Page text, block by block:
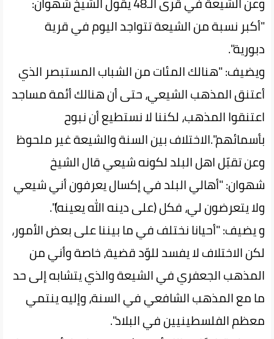
"أكبر نسبة من الشيعة تتواجد اليوم في قرية
دبورية".
ويضيف: "هنالك المئات من الشباب المستبصر الذي
أعتنق المذهب الشيعي، حتى أن هنالك أئمة مساجد
اعتنقوا المذهب، لكننا لا نستطيع أن نبوح
بأسمائهم".الاختلاف بين السنة والشيعة غير ملحوظ
وعن تقبّل اهل البلد لكونه شيعي قال الشيخ
شهوان: "أهالي البلد في إكسال يعرفون أني شيعي
ولا يتعرضون لي، فكل (على دينه الله يعينه)".
و يضيف: "أحيانا نختلف في ما بيننا على بعض الأمور،
لكن الاختلاف لا يفسد للوّد قضية، خاصة وأني من
المذهب الجعفري في الشيعة والذي يتشابه إلى حد
ما مع المذهب الشافعي في السنة، وإليه ينتمي
معظم الفلسطينيين في البلاد".